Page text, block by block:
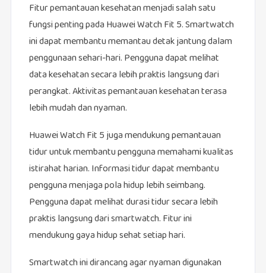
Fitur pemantauan kesehatan menjadi salah satu
fungsi penting pada Huawei Watch Fit 5. Smartwatch
ini dapat membantu memantau detak jantung dalam
penggunaan sehari-hari. Pengguna dapat melihat
data kesehatan secara lebih praktis langsung dari
perangkat. Aktivitas pemantauan kesehatan terasa
lebih mudah dan nyaman.
Huawei Watch Fit 5 juga mendukung pemantauan
tidur untuk membantu pengguna memahami kualitas
istirahat harian. Informasi tidur dapat membantu
pengguna menjaga pola hidup lebih seimbang.
Pengguna dapat melihat durasi tidur secara lebih
praktis langsung dari smartwatch. Fitur ini
mendukung gaya hidup sehat setiap hari.
Smartwatch ini dirancang agar nyaman digunakan